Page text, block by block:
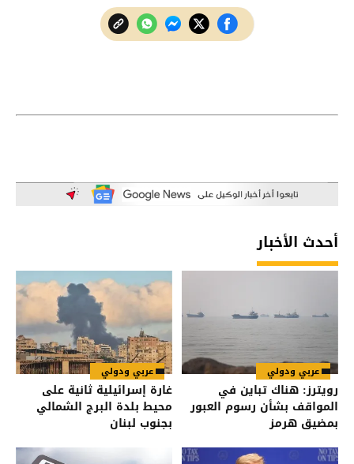
أحدث الأخبار
عربي ودولي
رويترز: هناك تباين في
المواقف بشأن رسوم العبور
بمضيق هرمز
عربي ودولي
غارة إسرائيلية ثانية على
محيط بلدة البرج الشمالي
بجنوب لبنان